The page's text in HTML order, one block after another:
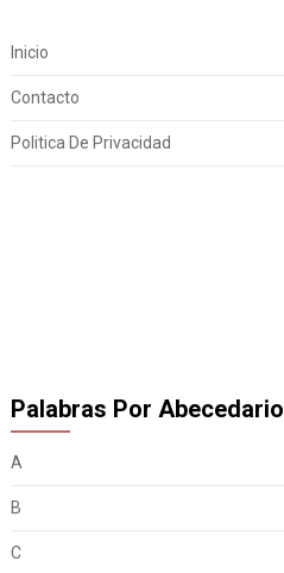
Inicio
Contacto
Politica De Privacidad
Palabras Por Abecedario
A
B
C